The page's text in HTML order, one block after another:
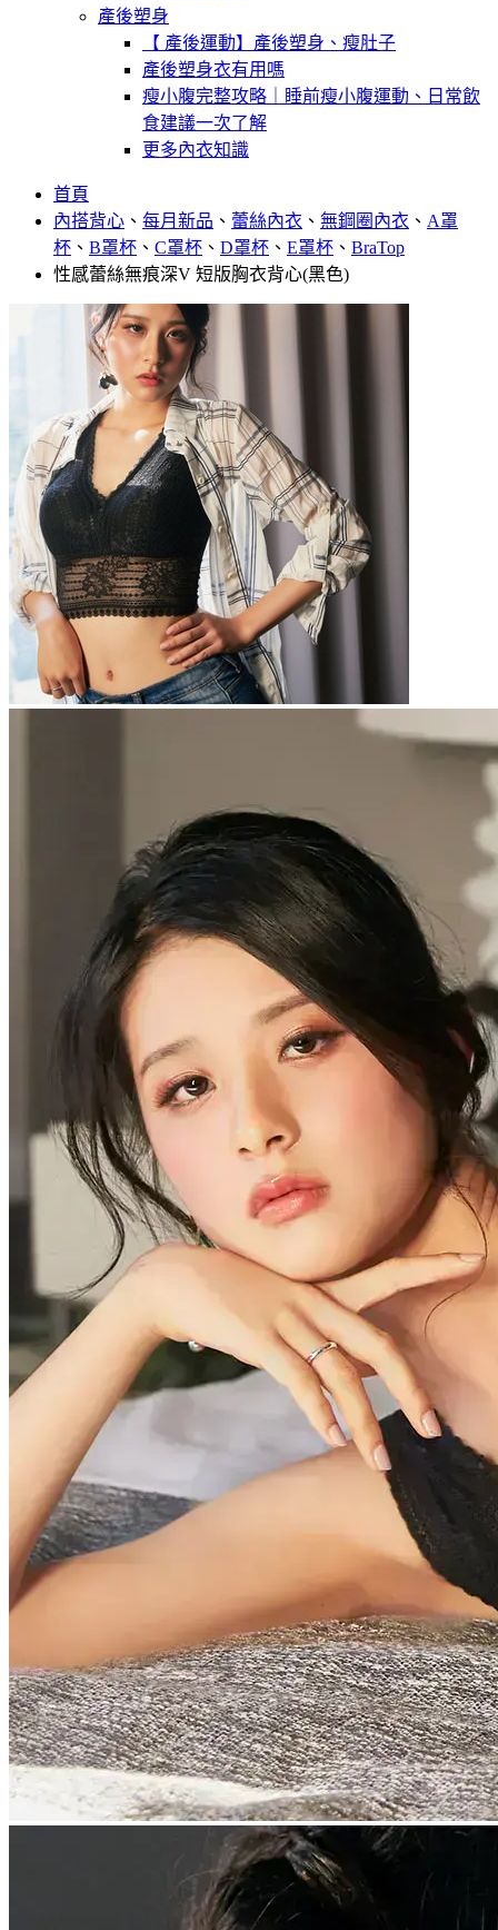
產後塑身
【 產後運動】產後塑身、瘦肚子
產後塑身衣有用嗎
瘦小腹完整攻略｜睡前瘦小腹運動、日常飲
食建議一次了解
更多內衣知識
首頁
內搭背心 、 每月新品 、 蕾絲內衣 、 無鋼圈內衣 、 A罩
杯 、 B罩杯 、 C罩杯 、 D罩杯 、 E罩杯 、 BraTop
性感蕾絲無痕深V 短版胸衣背心(黑色)